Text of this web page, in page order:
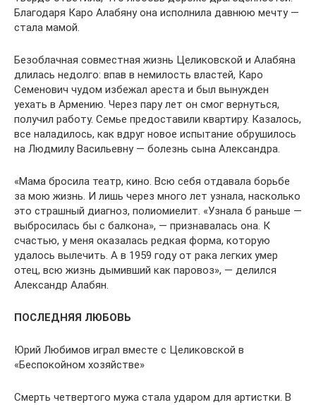
Благодаря Каро Алабяну она исполнила давнюю мечту —
стала мамой.
Безоблачная совместная жизнь Целиковской и Алабяна
длилась недолго: впав в немилость властей, Каро
Семенович чудом избежал ареста и был вынужден
уехать в Армению. Через пару лет он смог вернуться,
получил работу. Семье предоставили квартиру. Казалось,
все наладилось, как вдруг новое испытание обрушилось
на Людмилу Васильевну — болезнь сына Александра.
«Мама бросила театр, кино. Всю себя отдавала борьбе
за мою жизнь. И лишь через много лет узнала, насколько
это страшный диагноз, полиомиелит. «Узнала б раньше —
выбросилась бы с балкона», — признавалась она. К
счастью, у меня оказалась редкая форма, которую
удалось вылечить. А в 1959 году от рака легких умер
отец, всю жизнь дымивший как паровоз», — делился
Александр Алабян.
ПОСЛЕДНЯЯ ЛЮБОВЬ
Юрий Любимов играл вместе с Целиковской в
«Беспокойном хозяйстве»
Смерть четвертого мужа стала ударом для артистки. В